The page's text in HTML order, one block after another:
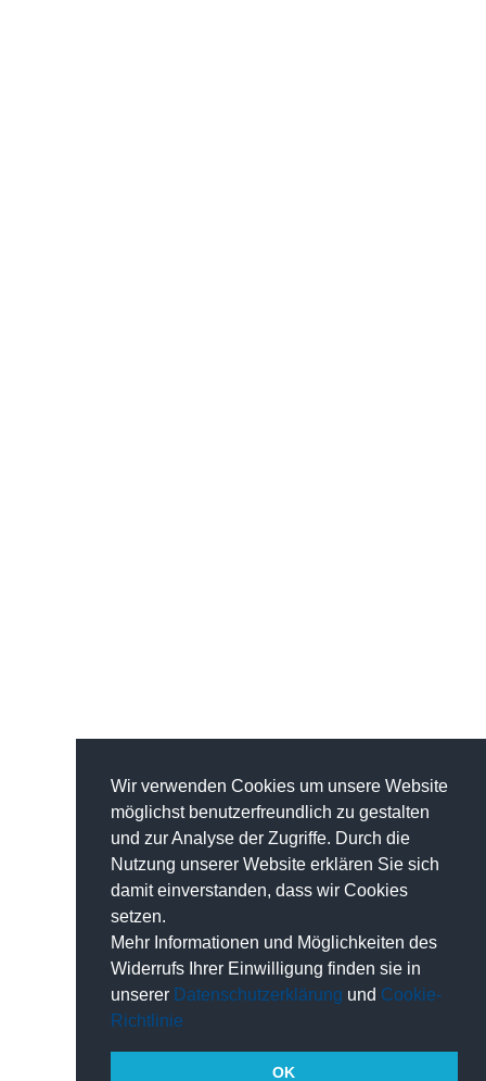
Wir verwenden Cookies um unsere Website
möglichst benutzerfreundlich zu gestalten
und zur Analyse der Zugriffe. Durch die
Nutzung unserer Website erklären Sie sich
damit einverstanden, dass wir Cookies
setzen.
Mehr Informationen und Möglichkeiten des
Widerrufs Ihrer Einwilligung finden sie in
unserer Datenschutzerklärung und Cookie-
Richtlinie
OK